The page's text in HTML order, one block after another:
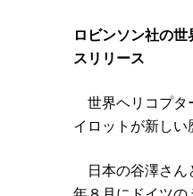
ロビンソン社の
スリリース
世界ヘリコプタ
イロットが新しい
日本の谷澤さん